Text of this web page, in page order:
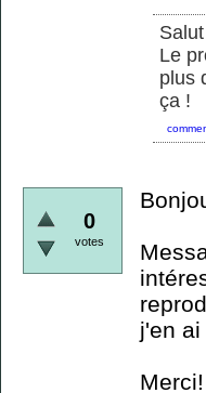
Le
plus
ça !
0
votes
j'en
Merci!